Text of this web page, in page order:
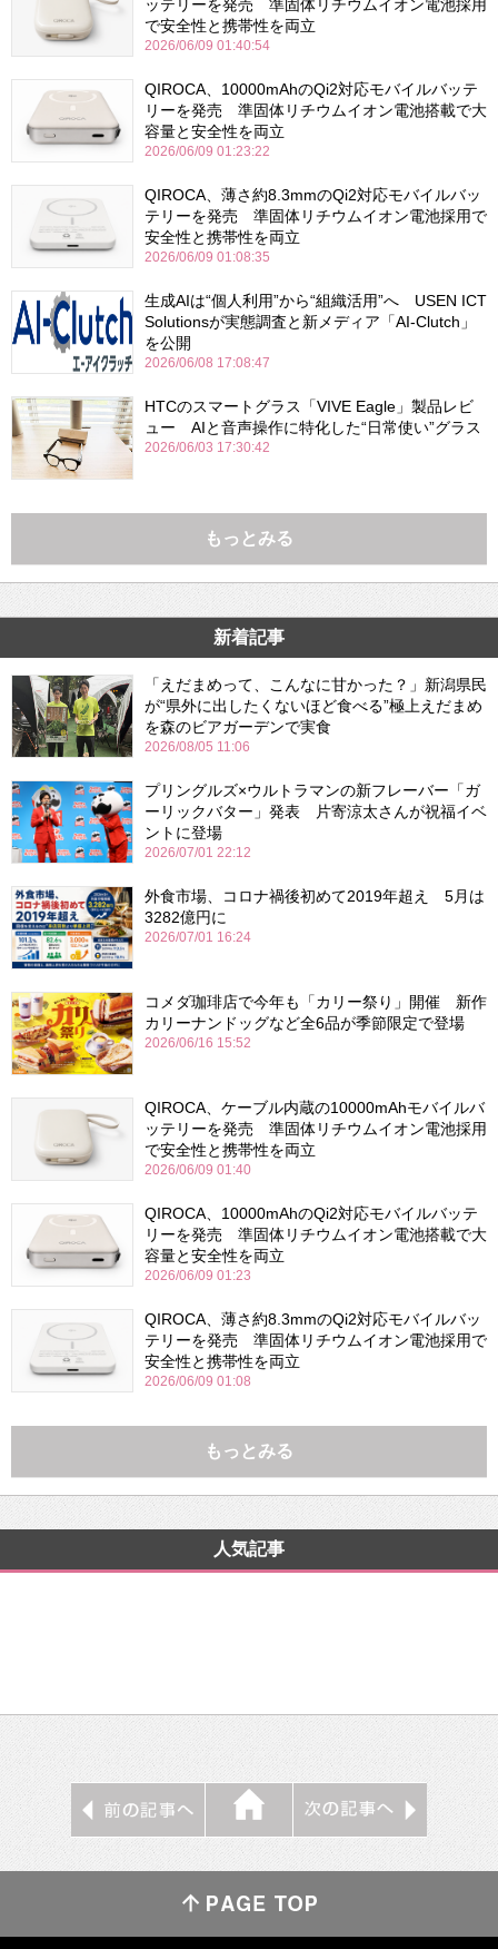
ッテリーを発売 準固体リチウムイオン電池採用
で安全性と携帯性を両立
2026/06/09 01:40:54
QIROCA、10000mAhのQi2対応モバイルバッテ
リーを発売 準固体リチウムイオン電池搭載で大
容量と安全性を両立
2026/06/09 01:23:22
QIROCA、薄さ約8.3mmのQi2対応モバイルバッ
テリーを発売 準固体リチウムイオン電池採用で
安全性と携帯性を両立
2026/06/09 01:08:35
生成AIは“個人利用”から“組織活用”へ USEN ICT
Solutionsが実態調査と新メディア「AI-Clutch」
を公開
2026/06/08 17:08:47
HTCのスマートグラス「VIVE Eagle」製品レビ
ュー AIと音声操作に特化した“日常使い”グラス
2026/06/03 17:30:42
もっとみる
新着記事
「えだまめって、こんなに甘かった？」新潟県民
が“県外に出したくないほど食べる”極上えだまめ
を森のビアガーデンで実食
2026/08/05 11:06
プリングルズ×ウルトラマンの新フレーバー「ガ
ーリックバター」発表 片寄涼太さんが祝福イベ
ントに登場
2026/07/01 22:12
外食市場、コロナ禍後初めて2019年超え 5月は
3282億円に
2026/07/01 16:24
コメダ珈琲店で今年も「カリー祭り」開催 新作
カリーナンドッグなど全6品が季節限定で登場
2026/06/16 15:52
QIROCA、ケーブル内蔵の10000mAhモバイルバ
ッテリーを発売 準固体リチウムイオン電池採用
で安全性と携帯性を両立
2026/06/09 01:40
QIROCA、10000mAhのQi2対応モバイルバッテ
リーを発売 準固体リチウムイオン電池搭載で大
容量と安全性を両立
2026/06/09 01:23
QIROCA、薄さ約8.3mmのQi2対応モバイルバッ
テリーを発売 準固体リチウムイオン電池採用で
安全性と携帯性を両立
2026/06/09 01:08
もっとみる
人気記事